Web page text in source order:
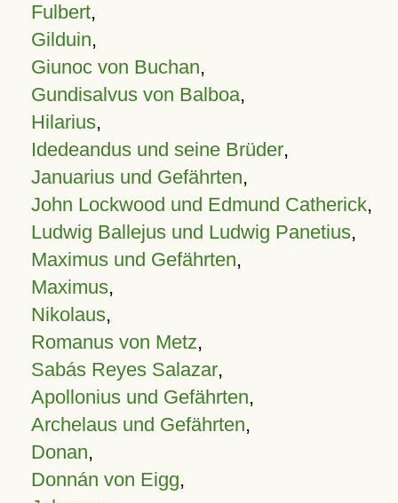
Fulbert,
Gilduin,
Giunoc von Buchan,
Gundisalvus von Balboa,
Hilarius,
Idedeandus und seine Brüder,
Januarius und Gefährten,
John Lockwood und Edmund Catherick,
Ludwig Ballejus und Ludwig Panetius,
Maximus und Gefährten,
Maximus,
Nikolaus,
Romanus von Metz,
Sabás Reyes Salazar,
Apollonius und Gefährten,
Archelaus und Gefährten,
Donan,
Donnán von Eigg,